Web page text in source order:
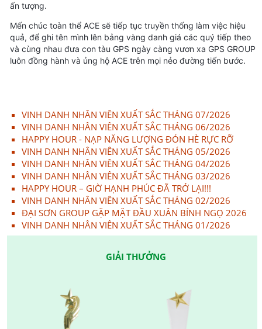
ấn tượng.
Mến chúc toàn thể ACE sẽ tiếp tục truyền thống làm việc hiệu
quả, để ghi tên mình lên bảng vàng danh giá các quý tiếp theo
và cùng nhau đưa con tàu GPS ngày càng vươn xa GPS GROUP
luôn đồng hành và ủng hộ ACE trên mọi nẻo đường tiến bước.
VINH DANH NHÂN VIÊN XUẤT SẮC THÁNG 07/2026
VINH DANH NHÂN VIÊN XUẤT SẮC THÁNG 06/2026
HAPPY HOUR - NẠP NĂNG LƯỢNG ĐÓN HÈ RỰC RỠ
VINH DANH NHÂN VIÊN XUẤT SẮC THÁNG 05/2026
VINH DANH NHÂN VIÊN XUẤT SẮC THÁNG 04/2026
VINH DANH NHÂN VIÊN XUẤT SẮC THÁNG 03/2026
HAPPY HOUR – GIỜ HẠNH PHÚC ĐÃ TRỞ LẠI!!!
VINH DANH NHÂN VIÊN XUẤT SẮC THÁNG 02/2026
ĐẠI SƠN GROUP GẶP MẶT ĐẦU XUÂN BÍNH NGỌ 2026
VINH DANH NHÂN VIÊN XUẤT SẮC THÁNG 01/2026
GIẢI THƯỞNG